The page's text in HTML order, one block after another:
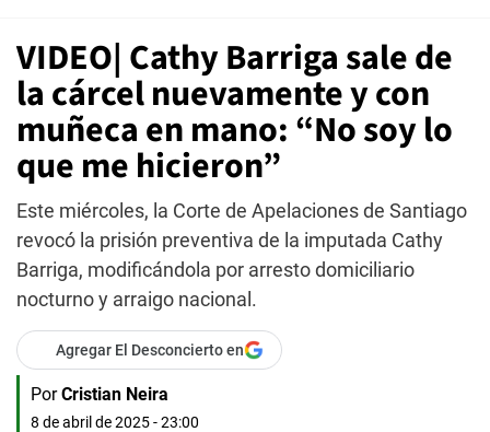
VIDEO| Cathy Barriga sale de
la cárcel nuevamente y con
muñeca en mano: “No soy lo
que me hicieron”
Este miércoles, la Corte de Apelaciones de Santiago
revocó la prisión preventiva de la imputada Cathy
Barriga, modificándola por arresto domiciliario
nocturno y arraigo nacional.
Agregar El Desconcierto en
Por Cristian Neira
8 de abril de 2025 - 23:00